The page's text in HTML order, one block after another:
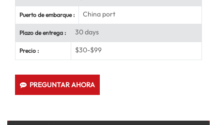
Puerto de embarque : China port
Plazo de entrega : 30 days
Precio : $30-$99
PREGUNTAR AHORA